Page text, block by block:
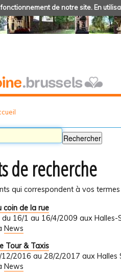
de notre site. En
de recherche
qui correspondent à vos termes
coin de la rue
du 16/1 au 16/4/2009 aux Halles-
News
Tour & Taxis
2016 au 28/2/2017 aux Halles
News